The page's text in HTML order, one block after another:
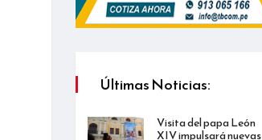
Últimas Noticias:
Visita del papa León
XIV impulsará nuevas